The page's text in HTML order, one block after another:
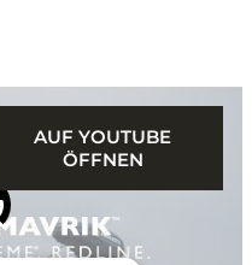
AUF YOUTUBE
ÖFFNEN